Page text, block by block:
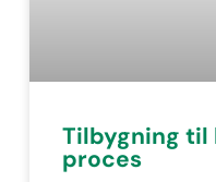
Tilbygning til
proces